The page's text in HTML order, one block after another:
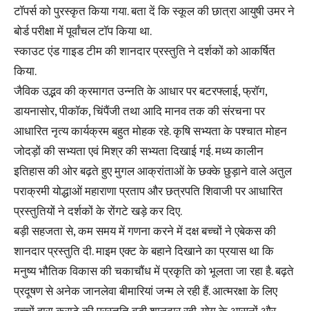
टॉपर्स को पुरस्कृत किया गया. बता दें कि स्कूल की छात्रा आयुषी उमर ने
बोर्ड परीक्षा में पूर्वांचल टॉप किया था.
स्काउट एंड गाइड टीम की शानदार प्रस्तुति ने दर्शकों को आकर्षित
किया.
जैविक उद्भव की क्रमागत उन्नति के आधार पर बटरफ्लाई, फ्रॉग,
डायनासोर, पीकॉक, चिंपैंजी तथा आदि मानव तक की संरचना पर
आधारित नृत्य कार्यक्रम बहुत मोहक रहे. कृषि सभ्यता के पश्चात मोहन
जोदड़ों की सभ्यता एवं मिश्र की सभ्यता दिखाई गई. मध्य कालीन
इतिहास की ओर बढ़ते हुए मुगल आक्रांताओं के छक्के छुड़ाने वाले अतुल
पराक्रमी योद्धाओं महाराणा प्रताप और छत्रपति शिवाजी पर आधारित
प्रस्तुतियों ने दर्शकों के रोंगटे खड़े कर दिए.
बड़ी सहजता से, कम समय में गणना करने में दक्ष बच्चों ने एबेकस की
शानदार प्रस्तुति दी. माइम एक्ट के बहाने दिखाने का प्रयास था कि
मनुष्य भौतिक विकास की चकाचौंध में प्रकृति को भूलता जा रहा है. बढ़ते
प्रदूषण से अनेक जानलेवा बीमारियां जन्म ले रही हैं. आत्मरक्षा के लिए